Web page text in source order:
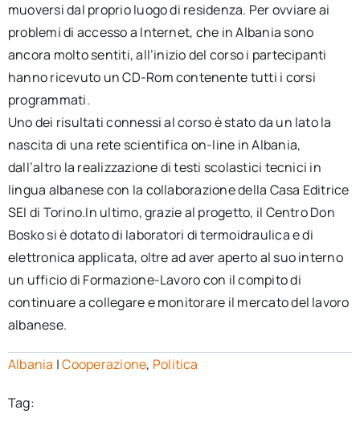
muoversi dal proprio luogo di residenza. Per ovviare ai
problemi di accesso a Internet, che in Albania sono
ancora molto sentiti, all’inizio del corso i partecipanti
hanno ricevuto un CD-Rom contenente tutti i corsi
programmati.
Uno dei risultati connessi al corso è stato da un lato la
nascita di una rete scientifica on-line in Albania,
dall’altro la realizzazione di testi scolastici tecnici in
lingua albanese con la collaborazione della Casa Editrice
SEI di Torino.In ultimo, grazie al progetto, il Centro Don
Bosko si è dotato di laboratori di termoidraulica e di
elettronica applicata, oltre ad aver aperto al suo interno
un ufficio di Formazione-Lavoro con il compito di
continuare a collegare e monitorare il mercato del lavoro
albanese.
Albania |Cooperazione, Politica
Tag: